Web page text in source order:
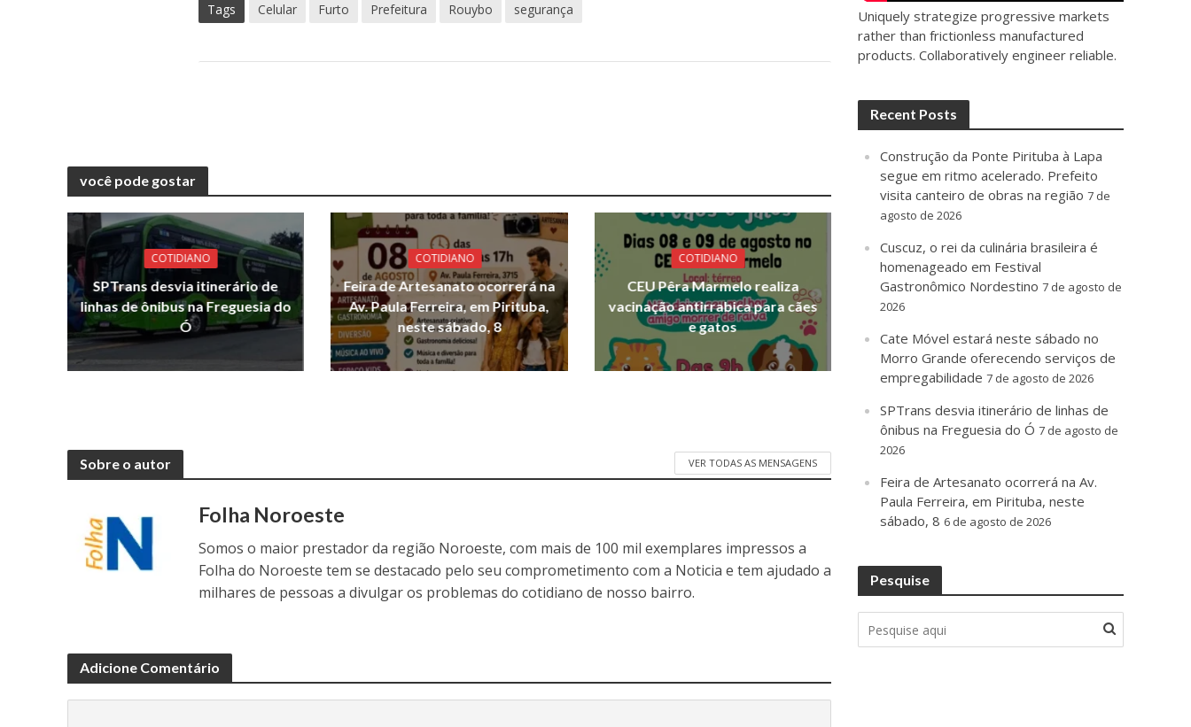
Tags Celular Furto Prefeitura Rouybo segurança
você pode gostar
COTIDIANO
SPTrans desvia itinerário de
linhas de ônibus na Freguesia do
Ó
COTIDIANO
Feira de Artesanato ocorrerá na
Av. Paula Ferreira, em Pirituba,
neste sábado, 8
COTIDIANO
CEU Pêra Marmelo realiza
vacinação antirrabica para cães
e gatos
Sobre o autor VER TODAS AS MENSAGENS
Folha Noroeste
Somos o maior prestador da região Noroeste, com mais de 100 mil exemplares impressos a
Folha do Noroeste tem se destacado pelo seu comprometimento com a Noticia e tem ajudado a
milhares de pessoas a divulgar os problemas do cotidiano de nosso bairro.
Adicione Comentário
Uniquely strategize progressive markets
rather than frictionless manufactured
products. Collaboratively engineer reliable.
Recent Posts
Construção da Ponte Pirituba à Lapa
segue em ritmo acelerado. Prefeito
visita canteiro de obras na região 7 de
agosto de 2026
Cuscuz, o rei da culinária brasileira é
homenageado em Festival
Gastronômico Nordestino 7 de agosto de
2026
Cate Móvel estará neste sábado no
Morro Grande oferecendo serviços de
empregabilidade 7 de agosto de 2026
SPTrans desvia itinerário de linhas de
ônibus na Freguesia do Ó 7 de agosto de
2026
Feira de Artesanato ocorrerá na Av.
Paula Ferreira, em Pirituba, neste
sábado, 8 6 de agosto de 2026
Pesquise